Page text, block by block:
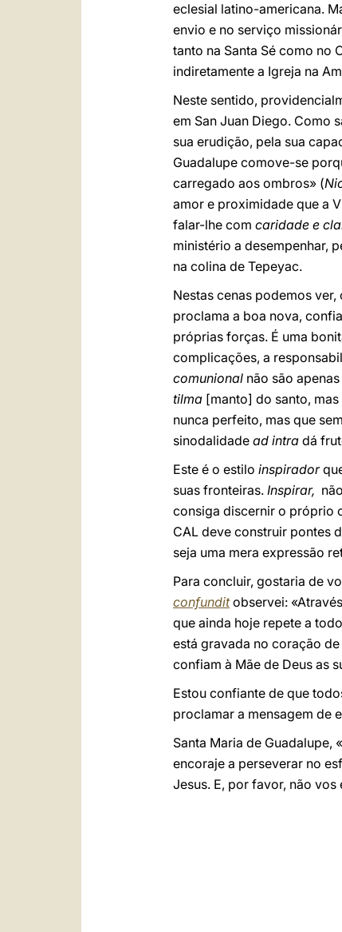
eclesial latino-americana.
envio e no serviço
tanto na Santa Sé como no
indiretamente a Igreja na
Neste sentido,
em San Juan Diego. Como
sua erudição, pela sua
Guadalupe comove-se
carregado aos ombros» (
amor e proximidade que a
falar-lhe com caridade e
ministério a desempenhar,
na colina de Tepeyac.
Nestas cenas podemos
proclama a boa nova,
próprias forças. É uma
complicações, a
comunional não são
tilma [manto] do santo,
nunca perfeito, mas que
sinodalidade ad intra dá
Este é o estilo inspirador
suas fronteiras. Inspirar,
consiga discernir o próprio
CAL deve construir pontes
seja uma mera expressão
Para concluir, gostaria de
confunditobservei:
que ainda hoje repete a
está gravada no coração
confiam à Mãe de Deus as
Estou confiante de que
proclamar a mensagem de
Santa Maria de Guadalupe,
encoraje a perseverar no
Jesus. E, por favor, não